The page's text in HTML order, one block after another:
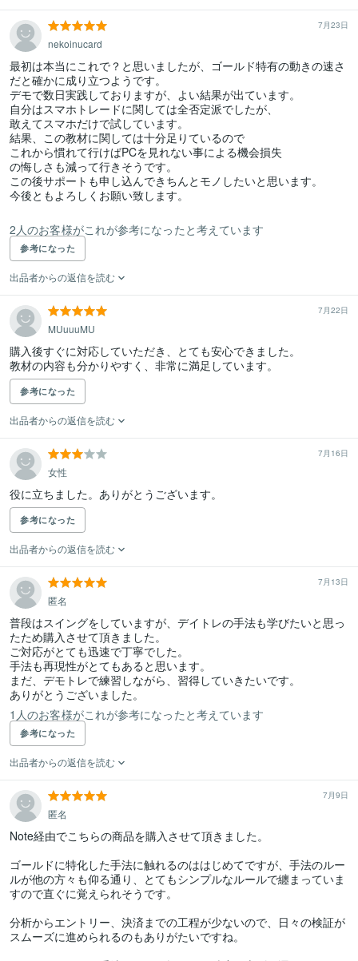
7月23日
nekoinucard
最初は本当にこれで？と思いましたが、ゴールド特有の動きの速さ
だと確かに成り立つようです。
デモで数日実践しておりますが、よい結果が出ています。
自分はスマホトレードに関しては全否定派でしたが、
敢えてスマホだけで試しています。
結果、この教材に関しては十分足りているので
これから慣れて行けばPCを見れない事による機会損失
の悔しさも減って行きそうです。
この後サポートも申し込んできちんとモノしたいと思います。
今後ともよろしくお願い致します。
2人のお客様がこれが参考になったと考えています
参考になった
出品者からの返信を読む
7月22日
MUuuuMU
購入後すぐに対応していただき、とても安心できました。
教材の内容も分かりやすく、非常に満足しています。
参考になった
出品者からの返信を読む
7月16日
女性
役に立ちました。ありがとうございます。
参考になった
出品者からの返信を読む
7月13日
匿名
普段はスイングをしていますが、デイトレの手法も学びたいと思っ
たため購入させて頂きました。
ご対応がとても迅速で丁寧でした。
手法も再現性がとてもあると思います。
まだ、デモトレで練習しながら、習得していきたいです。
ありがとうございました。
1人のお客様がこれが参考になったと考えています
参考になった
出品者からの返信を読む
7月9日
匿名
Note経由でこちらの商品を購入させて頂きました。
ゴールドに特化した手法に触れるのははじめてですが、手法のルー
ルが他の方々も仰る通り、とてもシンプルなルールで纏まっていま
すので直ぐに覚えられそうです。
分析からエントリー、決済までの工程が少ないので、日々の検証が
スムーズに進められるのもありがたいですね。